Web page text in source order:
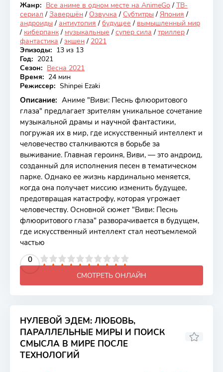
Закончен
Жанр: Все аниме в одном месте на AnimeGo / ТВ-
сериал / Завершён / Озвучка / Субтитры / Япония /
андроиды / антиутопия / будущее / вымышленный мир
/ киберпанк / музыкальные / супер сила / триллер /
фантастика / экшен / 2021
Эпизоды: 13 из 13
Год: 2021
Сезон: Весна 2021
Время: 24 мин
Режиссер: Shinpei Ezaki
Описание: Аниме "Виви: Песнь флюоритового
глаза" предлагает зрителям уникальное сочетание
музыкальной драмы и научной фантастики,
погружая их в мир, где искусственный интеллект и
человечество сталкиваются в борьбе за
выживание. Главная героиня, Виви, — это андроид,
созданный для исполнения песен в тематическом
парке. Однако ее жизнь кардинально меняется,
когда она получает миссию изменить будущее,
предотвращая катастрофу, которая угрожает
человечеству. Основной сюжет "Виви: Песнь
флюоритового глаза" разворачивается в будущем,
где искусственный интеллект стал неотъемлемой
частью
0
4 5 6 7 8 9 10
СМОТРЕТЬ ОНЛАЙН
НУЛЕВОЙ ЭДЕМ: ЛЮБОВЬ,
ПАРАЛЛЕЛЬНЫЕ МИРЫ И ПОИСК
СМЫСЛА В МИРЕ ПОСЛЕ
ТЕХНОЛОГИЙ